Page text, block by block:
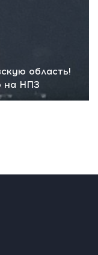
область!
на НПЗ